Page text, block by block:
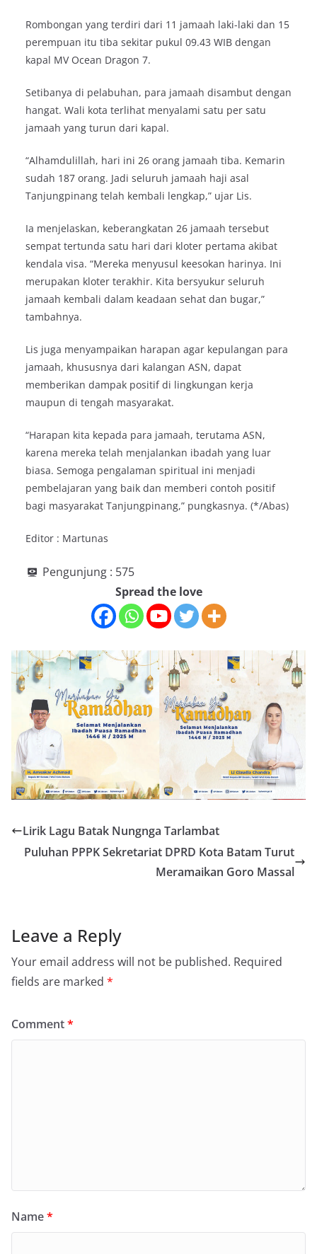
Rombongan yang terdiri dari 11 jamaah laki-laki dan 15
perempuan itu tiba sekitar pukul 09.43 WIB dengan
kapal MV Ocean Dragon 7.
Setibanya di pelabuhan, para jamaah disambut dengan
hangat. Wali kota terlihat menyalami satu per satu
jamaah yang turun dari kapal.
“Alhamdulillah, hari ini 26 orang jamaah tiba. Kemarin
sudah 187 orang. Jadi seluruh jamaah haji asal
Tanjungpinang telah kembali lengkap,” ujar Lis.
Ia menjelaskan, keberangkatan 26 jamaah tersebut
sempat tertunda satu hari dari kloter pertama akibat
kendala visa. “Mereka menyusul keesokan harinya. Ini
merupakan kloter terakhir. Kita bersyukur seluruh
jamaah kembali dalam keadaan sehat dan bugar,”
tambahnya.
Lis juga menyampaikan harapan agar kepulangan para
jamaah, khususnya dari kalangan ASN, dapat
memberikan dampak positif di lingkungan kerja
maupun di tengah masyarakat.
“Harapan kita kepada para jamaah, terutama ASN,
karena mereka telah menjalankan ibadah yang luar
biasa. Semoga pengalaman spiritual ini menjadi
pembelajaran yang baik dan memberi contoh positif
bagi masyarakat Tanjungpinang,” pungkasnya. (*/Abas)
Editor : Martunas
Pengunjung : 575
Spread the love
Lirik Lagu Batak Nungnga Tarlambat
Puluhan PPPK Sekretariat DPRD Kota Batam Turut
Meramaikan Goro Massal
Leave a Reply
Your email address will not be published. Required
fields are marked *
Comment*
Name*